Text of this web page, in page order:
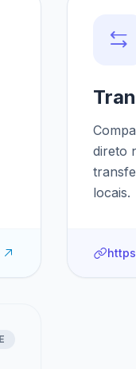
direto
locais.